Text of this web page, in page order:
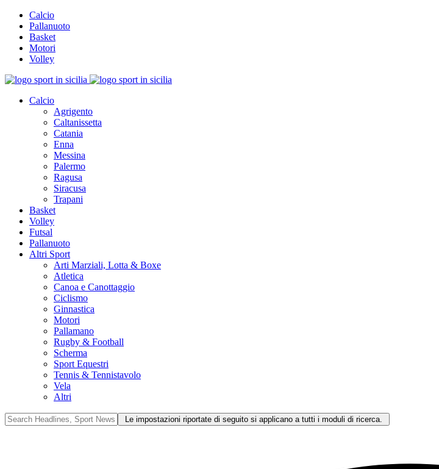
Calcio
Pallanuoto
Basket
Motori
Volley
Calcio
Agrigento
Caltanissetta
Catania
Enna
Messina
Palermo
Ragusa
Siracusa
Trapani
Basket
Volley
Futsal
Pallanuoto
Altri Sport
Arti Marziali, Lotta & Boxe
Atletica
Canoa e Canottaggio
Ciclismo
Ginnastica
Motori
Pallamano
Rugby & Football
Scherma
Sport Equestri
Tennis & Tennistavolo
Vela
Altri